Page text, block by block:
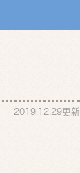
2019.12.29更新